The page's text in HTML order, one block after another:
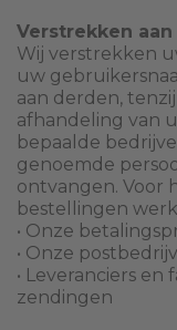
Verstrekken
Wij verstrekken
uw
aan derden,
afhandeling van
bepaalde
genoemde
ontvangen. Voor
bestellingen
• Onze
• Onze
• Leveranciers
zendingen